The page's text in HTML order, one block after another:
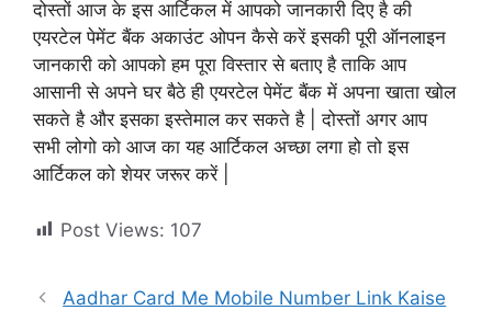
दोस्तों आज के इस आर्टिकल में आपको जानकारी दिए है की
एयरटेल पेमेंट बैंक अकाउंट ओपन कैसे करें इसकी पूरी ऑनलाइन
जानकारी को आपको हम पूरा विस्तार से बताए है ताकि आप
आसानी से अपने घर बैठे ही एयरटेल पेमेंट बैंक में अपना खाता खोल
सकते है और इसका इस्तेमाल कर सकते है | दोस्तों अगर आप
सभी लोगो को आज का यह आर्टिकल अच्छा लगा हो तो इस
आर्टिकल को शेयर जरूर करें |
Post Views: 107
Aadhar Card Me Mobile Number Link Kaise